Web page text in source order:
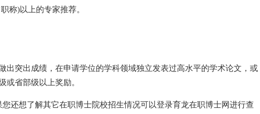
称)以上的专家推荐。
出突出成绩，在申请学位的学科领域独立发表过高水平的学术论文，或
或省部级以上奖励。
还想了解其它在职博士院校招生情况可以登录育龙在职博士网进行查